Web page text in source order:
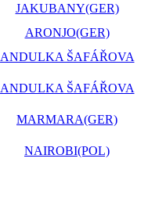
JAKUBANY(GER)
ARONJO(GER)
ANDULKA ŠAFÁŘOVA
ANDULKA ŠAFÁŘOVA
MARMARA(GER)
NAIROBI(POL)